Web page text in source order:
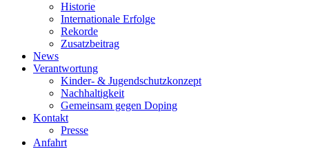
Historie
Internationale Erfolge
Rekorde
Zusatzbeitrag
News
Verantwortung
Kinder- & Jugendschutzkonzept
Nachhaltigkeit
Gemeinsam gegen Doping
Kontakt
Presse
Anfahrt